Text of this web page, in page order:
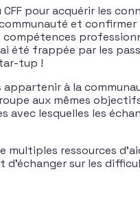
pour acquérir les
et
compétences
été frappée par les
tup !
appartenir à la
aux mêmes
avec lesquelles les
multiples ressources
sur les